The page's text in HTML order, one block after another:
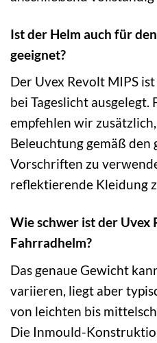
Ist der Helm auch für
geeignet?
Der Uvex Revolt MIPS
bei Tageslicht
empfehlen wir
Beleuchtung gemäß den
Vorschriften zu
reflektierende Kleidung
Wie schwer ist der Uvex
Fahrradhelm?
Das genaue Gewicht
variieren, liegt aber
von leichten bis
Die Inmould-